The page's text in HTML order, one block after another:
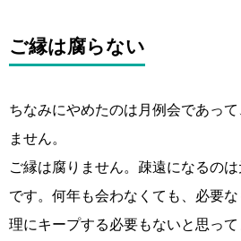
ご縁は腐らない
ちなみにやめたのは月例会であっ
ません。
ご縁は腐りません。疎遠になるの
です。何年も会わなくても、必要
理にキープする必要もないと思って